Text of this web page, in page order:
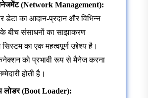
(Network Management):
डेटा का आदान-प्रदान और विभिन्न
बीच संसाधनों का साझाकरण
का एक महत्वपूर्ण उद्देश्य है।
को प्रभावी रूप से मैनेज करना
होती है।
लोडर (Boot Loader):